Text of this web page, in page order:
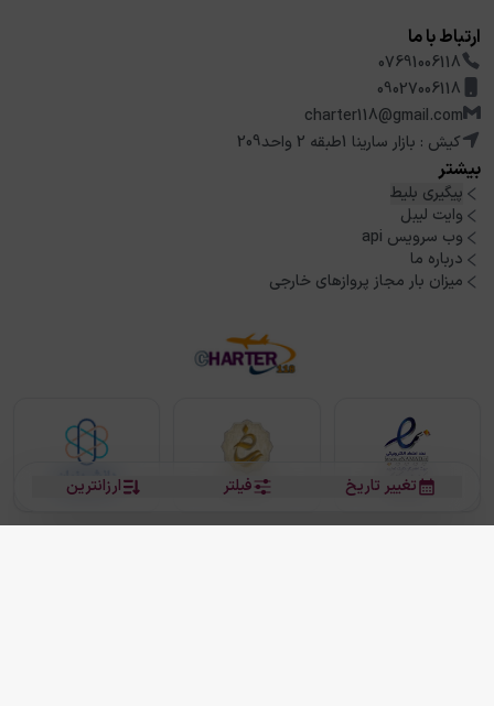
ارزانترین فیلتر تغییر تاریخ
ارتباط با ما
07691006118
09027006118
charter118@gmail.com
کیش : بازار سارینا 1طبقه 2 واحد209
بیشتر
پیگیری بلیط
وایت لیبل
وب سرویس api
درباره ما
میزان بار مجاز پروازهای خارجی